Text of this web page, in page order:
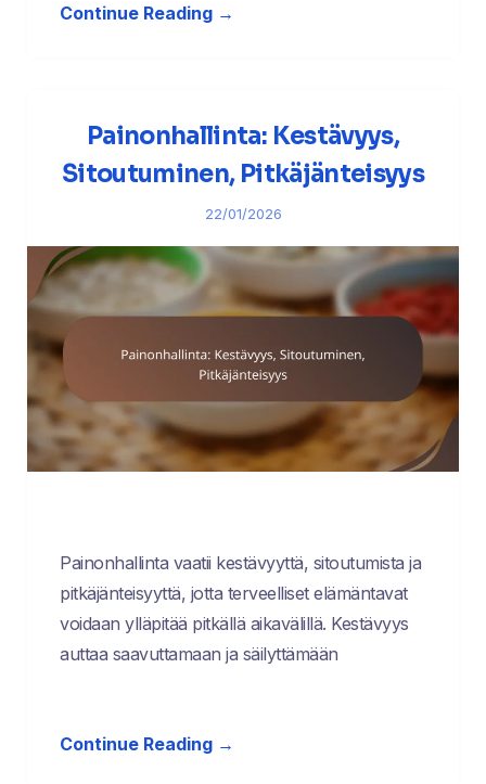
Continue Reading →
Painonhallinta: Kestävyys,
Sitoutuminen, Pitkäjänteisyys
22/01/2026
Painonhallinta vaatii kestävyyttä, sitoutumista ja
pitkäjänteisyyttä, jotta terveelliset elämäntavat
voidaan ylläpitää pitkällä aikavälillä. Kestävyys
auttaa saavuttamaan ja säilyttämään
Continue Reading →